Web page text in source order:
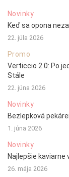
Novinky
Keď sa opona
22. júla 2026
Promo
Verticcio 2.0: Po
Stále
22. júna 2026
Novinky
Bezlepková
1. júna 2026
Novinky
Najlepšie kaviarne
26. mája 2026